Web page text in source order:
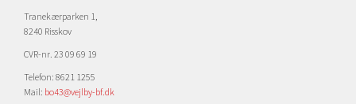
Tranekærparken 1,
8240 Risskov
CVR-nr. 23 09 69 19
Telefon: 8621 1255
Mail: bo43@vejlby-bf.dk